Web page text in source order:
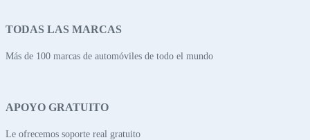
TODAS LAS MARCAS
Más de 100 marcas de automóviles de todo el mundo
APOYO GRATUITO
Le ofrecemos soporte real gratuito